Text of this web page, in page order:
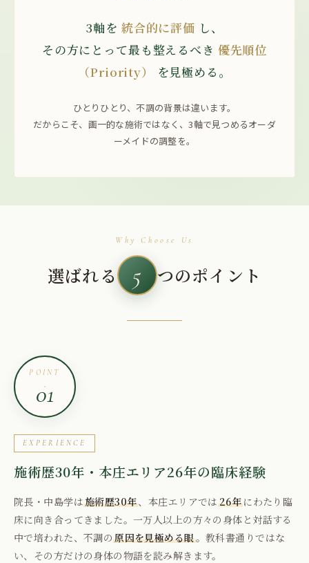
3軸を 統合的に評価 し、
その方にとって最も整えるべき 優先順位
（Priority）
を見極める。
ひとりひとり、不調の背景は違います。
だからこそ、画一的な施術ではなく、3軸で見つめるオーダ
ーメイドの調整を。
Why Choose Us
選ばれる 5 つのポイント
POINT
01
EXPERIENCE
施術歴30年・本庄エリア26年の臨床経験
院長・中島学は施術歴30年、本庄エリアでは26年にわたり臨
床に向き合ってきました。一万人以上の方々の身体と対話する
中で培われた、不調の原因を見極める眼。教科書通りではな
い、その方だけの身体の物語を読み解きます。